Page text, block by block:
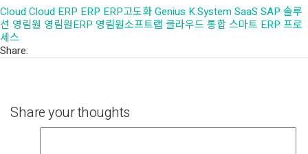
CloudCloud ERP ERP ERP고도화Genius K.SystemSaaS SAP 솔루
션 영림원 영림원ERP 영림원소프트랩 클라우드 통합 스마트 ERP 프로
세스
Share:
Share your thoughts